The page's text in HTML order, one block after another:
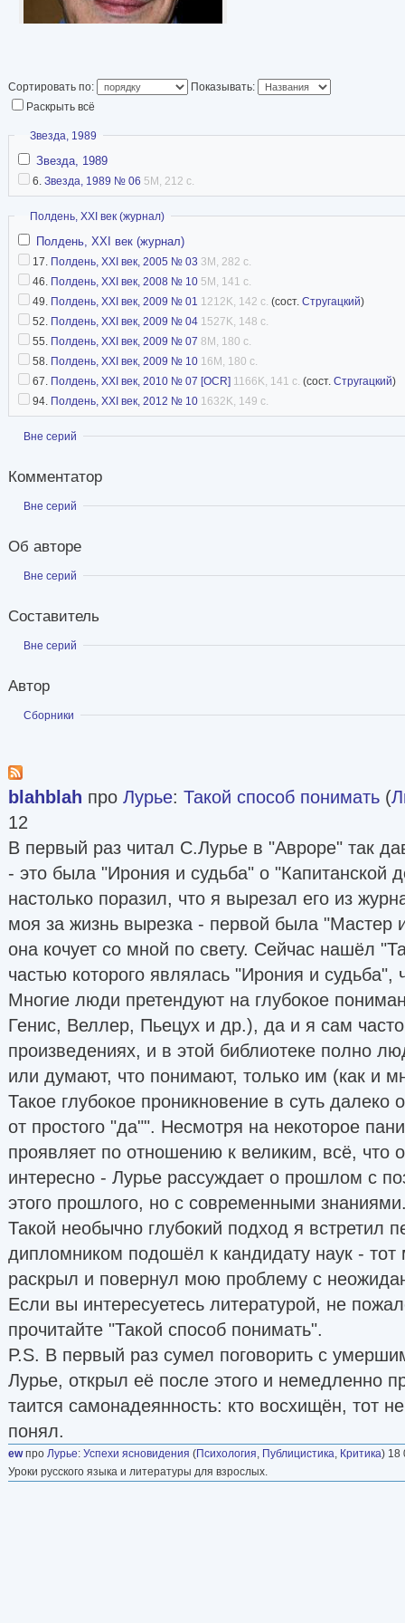
Сортировать по:
Показывать:
Раскрыть всё
Скрыть
Звезда, 1989
Звезда, 1989
6. Звезда, 1989 № 06 5M, 212 с.
Скрыть
Полдень, XXI век (журнал)
Полдень, XXI век (журнал)
17. Полдень, XXI век, 2005 № 03 3M, 282 с.
46. Полдень, XXI век, 2008 № 10 5M, 141 с.
49. Полдень, XXI век, 2009 № 01 1212K, 142 с. (сост. Стругацкий)
52. Полдень, XXI век, 2009 № 04 1527K, 148 с.
55. Полдень, XXI век, 2009 № 07 8M, 180 с.
58. Полдень, XXI век, 2009 № 10 16M, 180 с.
67. Полдень, XXI век, 2010 № 07 [OCR] 1166K, 141 с. (сост. Стругацкий)
94. Полдень, XXI век, 2012 № 10 1632K, 149 с.
Показать
Вне серий
Комментатор
Показать
Вне серий
Об авторе
Показать
Вне серий
Составитель
Показать
Вне серий
Автор
Показать
Сборники
blahblah про Лурье: Такой способ понимать (
12
В первый раз читал С.Лурье в "Авроре" так
- это была "Ирония и судьба" о "Капитанской
настолько поразил, что я вырезал его из
моя за жизнь вырезка - первой была "Мастер
она кочует со мной по свету. Сейчас нашёл
частью которого являлась "Ирония и судьба",
Многие люди претендуют на глубокое
Генис, Веллер, Пьецух и др.), да и я сам
произведениях, и в этой библиотеке полно
или думают, что понимают, только им (как и
Такое глубокое проникновение в суть далеко
от простого "да"". Несмотря на некоторое
проявляет по отношению к великим, всё, что
интересно - Лурье рассуждает о прошлом с
этого прошлого, но с современными
Такой необычно глубокий подход я встретил
дипломником подошёл к кандидату наук - тот
раскрыл и повернул мою проблему с
Если вы интересуетесь литературой, не
прочитайте "Такой способ понимать".
P.S. В первый раз сумел поговорить с
Лурье, открыл её после этого и немедленно
таится самонадеянность: кто восхищён, тот
понял.
ewпро Лурье: Успехи ясновидения (Психология, Публицистика, Критика) 18
Уроки русского языка и литературы для взрослых.